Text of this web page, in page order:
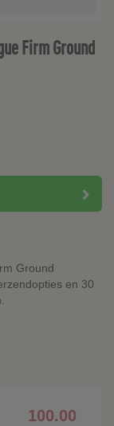
Firm Ground
Ground
en 30
100.00